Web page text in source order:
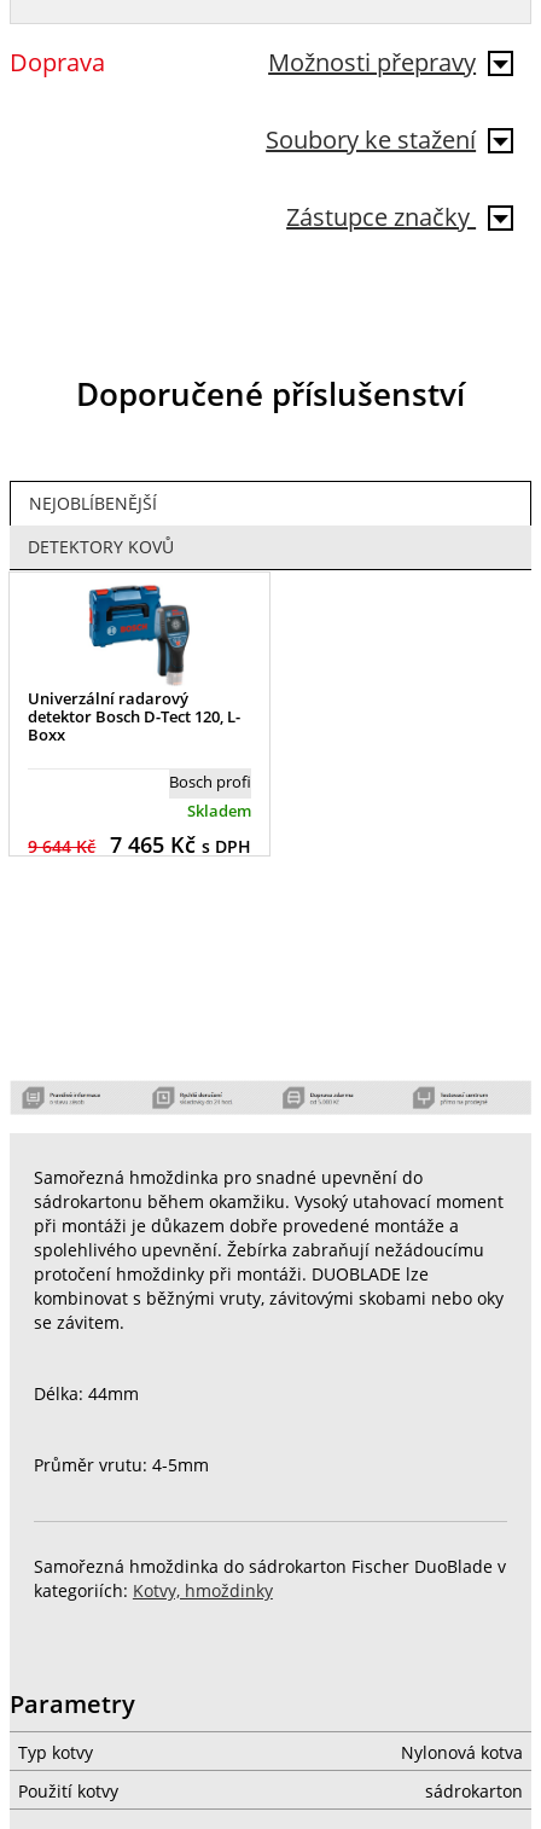
Možnosti přepravy
Doprava
Soubory ke stažení
Zástupce značky
Doporučené příslušenství
NEJOBLÍBENĚJŠÍ
DETEKTORY KOVŮ
Univerzální radarový
detektor Bosch D-Tect 120, L-
Boxx
Bosch profi
Skladem
9 644 Kč 7 465Kč s DPH
Samořezná hmoždinka pro snadné upevnění do
sádrokartonu během okamžiku. Vysoký utahovací moment
při montáži je důkazem dobře provedené montáže a
spolehlivého upevnění. Žebírka zabraňují nežádoucímu
protočení hmoždinky při montáži. DUOBLADE lze
kombinovat s běžnými vruty, závitovými skobami nebo oky
se závitem.
Délka: 44mm
Průměr vrutu: 4-5mm
Samořezná hmoždinka do sádrokarton Fischer DuoBlade v
kategoriích: Kotvy, hmoždinky
Parametry
Typ kotvy
Nylonová kotva
Použití kotvy
sádrokarton